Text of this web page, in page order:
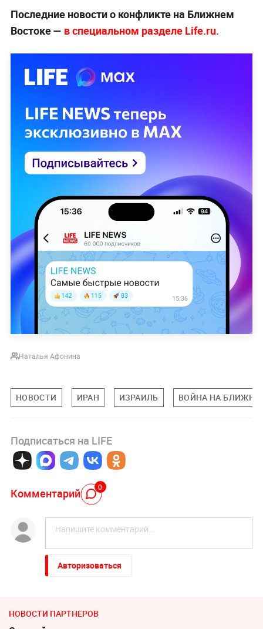
Последние новости о конфликте на Ближнем
Востоке — в специальном разделе Life.ru.
Наталья Афонина
НОВОСТИ ИРАН ИЗРАИЛЬ ВОЙНА НА
Подписаться на LIFE
Комментарий 0
Авторизоваться
НОВОСТИ ПАРТНЕРОВ